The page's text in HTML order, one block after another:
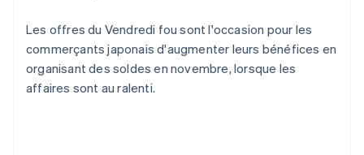
Les offres du Vendredi fou sont l'occasion pour les
commerçants japonais d'augmenter leurs bénéfices en
organisant des soldes en novembre, lorsque les
affaires sont au ralenti.